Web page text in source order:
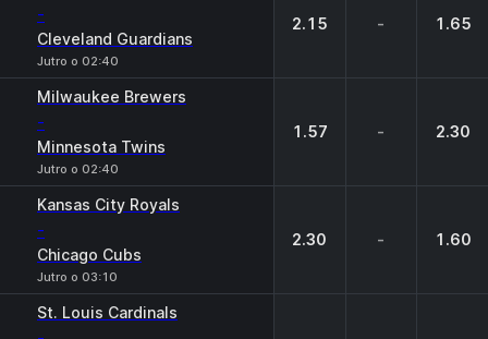
-
Cleveland Guardians
Jutro o 02:40
2.15 - 1.65
Milwaukee Brewers
-
Minnesota Twins
Jutro o 02:40
1.57 - 2.30
Kansas City Royals
-
Chicago Cubs
Jutro o 03:10
2.30 - 1.60
St. Louis Cardinals